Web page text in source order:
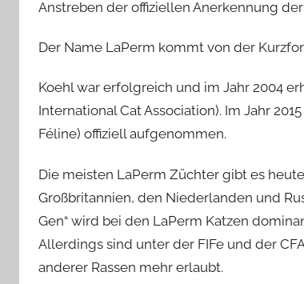
Anstreben der offiziellen Anerkennung der
Der Name LaPerm kommt von der
Koehl war erfolgreich und im Jahr 2004
International Cat Association). Im Jahr
Féline) offiziell aufgenommen.
Die meisten LaPerm Züchter gibt es
Großbritannien, den Niederlanden und
Gen“ wird bei den LaPerm Katzen
Allerdings sind unter der FIFe und der
anderer Rassen mehr erlaubt.